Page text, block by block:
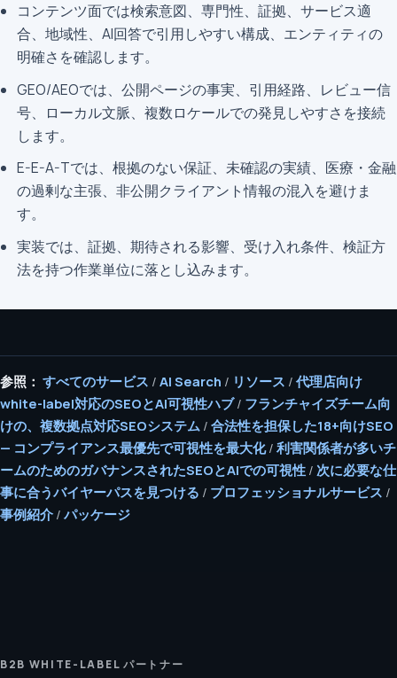
コンテンツ面では検索意図、専門性、証拠、サービス適
合、地域性、AI回答で引用しやすい構成、エンティティの
明確さを確認します。
GEO/AEOでは、公開ページの事実、引用経路、レビュー信
号、ローカル文脈、複数ロケールでの発見しやすさを接続
します。
E-E-A-Tでは、根拠のない保証、未確認の実績、医療・金融
の過剰な主張、非公開クライアント情報の混入を避けま
す。
実装では、証拠、期待される影響、受け入れ条件、検証方
法を持つ作業単位に落とし込みます。
参照： すべてのサービス / AI Search / リソース / 代理店向け
white-label対応のSEOとAI可視性ハブ/ フランチャイズチーム向
けの、複数拠点対応SEOシステム / 合法性を担保した18+向けSEO
— コンプライアンス最優先で可視性を最大化/ 利害関係者が多いチ
ームのためのガバナンスされたSEOとAIでの可視性 / 次に必要な仕
事に合うバイヤーパスを見つける / プロフェッショナルサービス /
事例紹介 / パッケージ
B2B WHITE-LABEL パートナー